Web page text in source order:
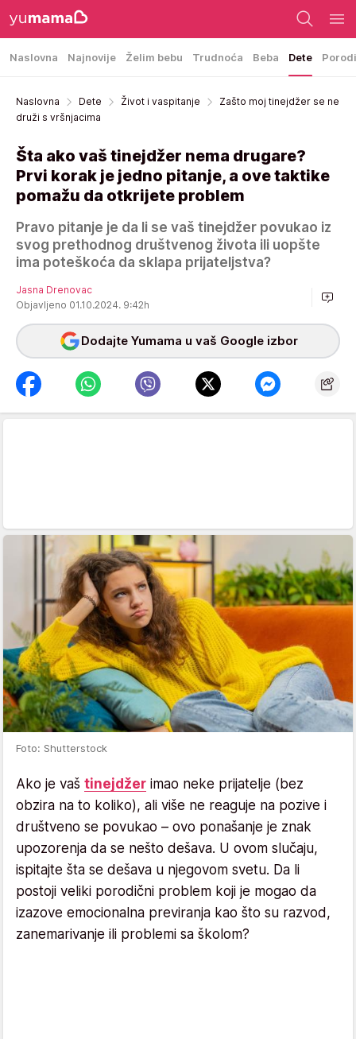
Naslovna Najnovije Želim bebu Trudnoća Beba Dete
Naslovna Dete Život i vaspitanje
Zašto moj tinejdžer se ne
druži s vršnjacima
Šta ako vaš tinejdžer nema drugare?
Prvi korak je jedno pitanje, a ove taktike
pomažu da otkrijete problem
Pravo pitanje je da li se vaš tinejdžer povukao iz
svog prethodnog društvenog života ili uopšte
ima poteškoća da sklapa prijateljstva?
Jasna Drenovac
Objavljeno 01.10.2024. 9:42h
Dodajte Yumama u vaš Google izbor
Foto: Shutterstock
Ako je vaš tinejdžer imao neke prijatelje (bez
obzira na to koliko), ali više ne reaguje na pozive i
društveno se povukao – ovo ponašanje je znak
upozorenja da se nešto dešava. U ovom slučaju,
ispitajte šta se dešava u njegovom svetu. Da li
postoji veliki porodični problem koji je mogao da
izazove emocionalna previranja kao što su razvod,
zanemarivanje ili problemi sa školom?